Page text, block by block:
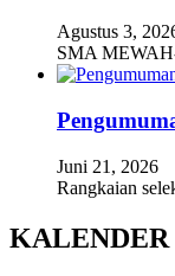
Agustus 3,
SMA
Juni 21, 2026
Rangkaian
KALENDER